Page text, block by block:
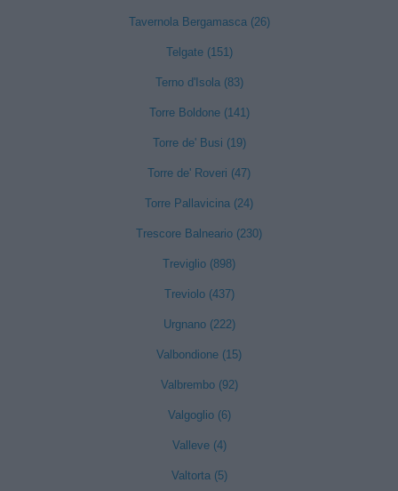
Tavernola Bergamasca (26)
Telgate (151)
Terno d'Isola (83)
Torre Boldone (141)
Torre de' Busi (19)
Torre de' Roveri (47)
Torre Pallavicina (24)
Trescore Balneario (230)
Treviglio (898)
Treviolo (437)
Urgnano (222)
Valbondione (15)
Valbrembo (92)
Valgoglio (6)
Valleve (4)
Valtorta (5)